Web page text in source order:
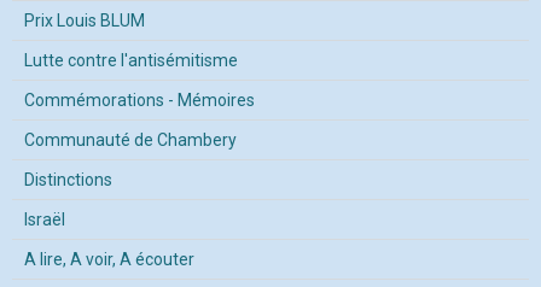
Prix Louis BLUM
Lutte contre l'antisémitisme
Commémorations - Mémoires
Communauté de Chambery
Distinctions
Israël
A lire, A voir, A écouter